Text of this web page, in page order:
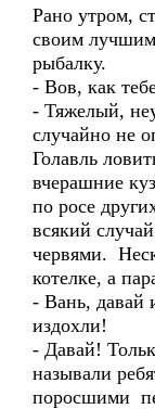
Рано утром,
своим
рыбалку.
- Вов, как
- Тяжелый,
случайно не
Голавль
вчерашние
по росе
всякий
червями.
котелке, а
- Вань, давай
издохли!
- Давай!
называли
поросшими